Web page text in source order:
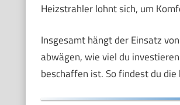
Heizstrahler lohnt sich, um
Insgesamt hängt der Einsatz
abwägen, wie viel du
beschaffen ist. So findest du